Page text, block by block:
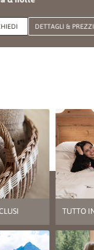
DETTAGLI & PREZZI
TUTTO